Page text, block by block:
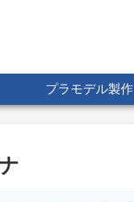
プラモデル製作